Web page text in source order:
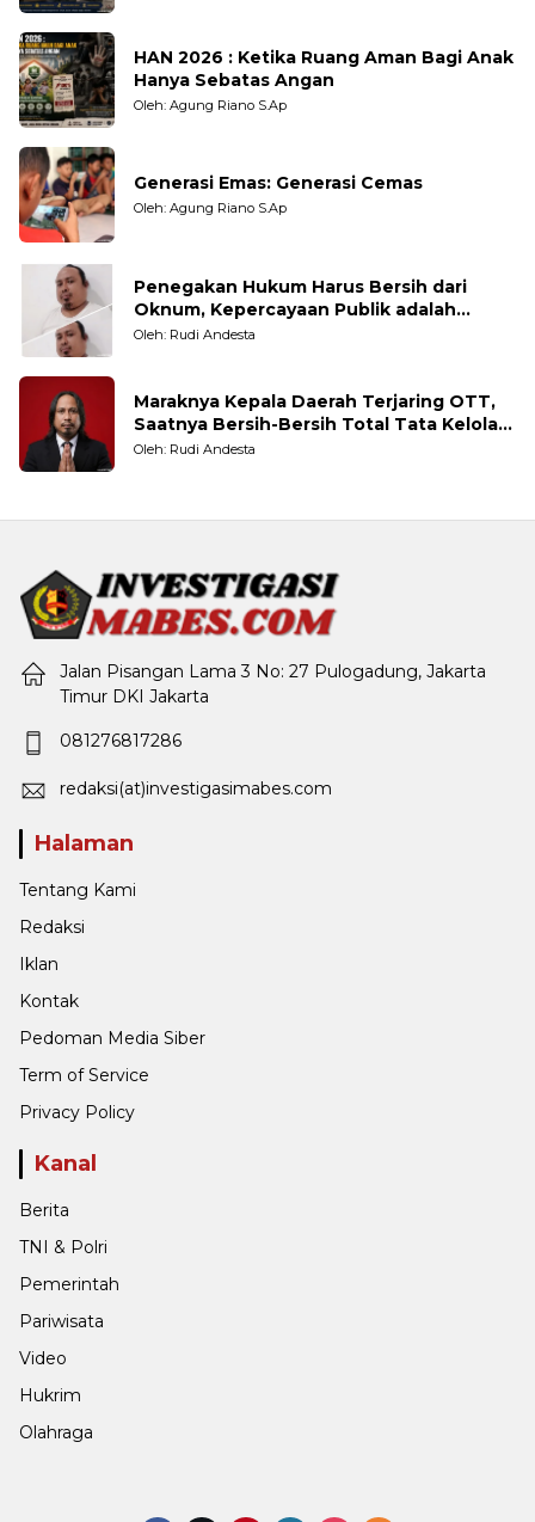
HAN 2026 : Ketika Ruang Aman Bagi Anak
Hanya Sebatas Angan
Oleh: Agung Riano S.Ap
Generasi Emas: Generasi Cemas
Oleh: Agung Riano S.Ap
Penegakan Hukum Harus Bersih dari
Oknum, Kepercayaan Publik adalah
Taruhannya
Oleh: Rudi Andesta
Maraknya Kepala Daerah Terjaring OTT,
Saatnya Bersih-Bersih Total Tata Kelola
Pemerintahan
Oleh: Rudi Andesta
Jalan Pisangan Lama 3 No: 27 Pulogadung, Jakarta
Timur DKI Jakarta
081276817286
redaksi(at)investigasimabes.com
Halaman
Tentang Kami
Redaksi
Iklan
Kontak
Pedoman Media Siber
Term of Service
Privacy Policy
Kanal
Berita
TNI & Polri
Pemerintah
Pariwisata
Video
Hukrim
Olahraga